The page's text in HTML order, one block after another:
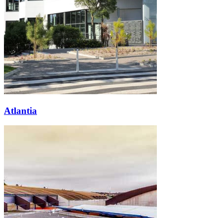
Atlantia